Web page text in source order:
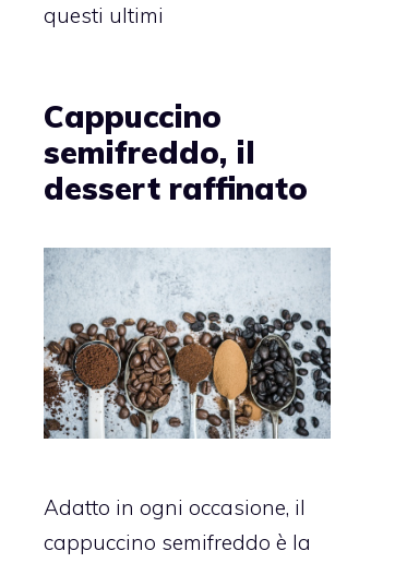
questi ultimi
Cappuccino
semifreddo, il
dessert raffinato
Adatto in ogni occasione, il
cappuccino semifreddo è la